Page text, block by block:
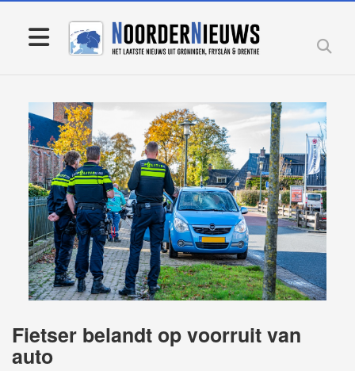
Fietser belandt op voorruit van
auto